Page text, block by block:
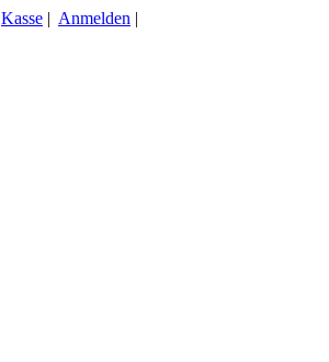
Kasse | Anmelden |